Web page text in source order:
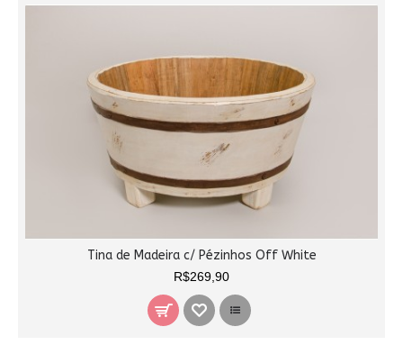
Tina de Madeira c/ Pézinhos Off White
R$269,90